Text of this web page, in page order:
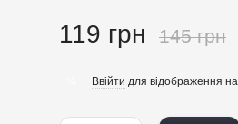
119 грн 145 грн
Ввійти для відображення